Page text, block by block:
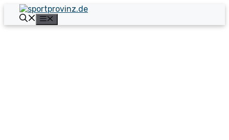
Zum
Inhalt
springen